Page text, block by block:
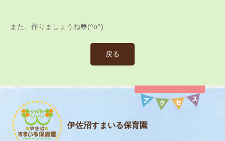
また、作りましょうね🐸(^o^)
戻る
伊佐沼すまいる保育園